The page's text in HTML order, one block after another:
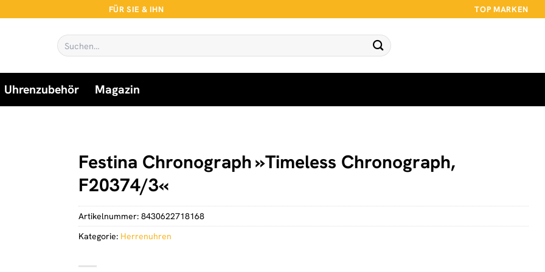
FÜR SIE & IHN TOP MARKEN
Suchen
nach:
Uhrenzubehör Magazin
Festina Chronograph »Timeless Chronograph,
F20374/3«
Artikelnummer: 8430622718168
Kategorie: Herrenuhren